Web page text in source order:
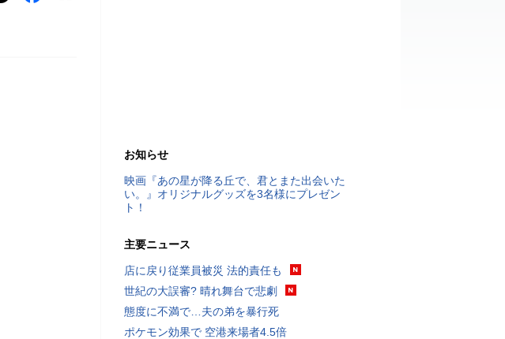
お知らせ
映画『あの星が降る丘で、君とまた出会いた
い。』オリジナルグッズを3名様にプレゼン
ト！
主要ニュース
店に戻り従業員被災 法的責任も
世紀の大誤審? 晴れ舞台で悲劇
態度に不満で…夫の弟を暴行死
ポケモン効果で 空港来場者4.5倍